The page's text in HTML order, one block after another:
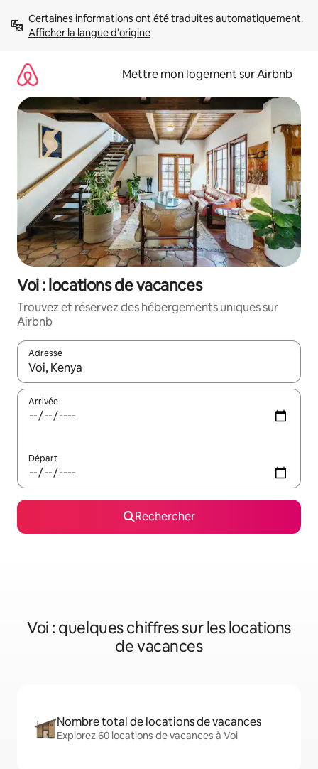
directement
Afficher la langue d'origine
Mettre mon logement sur Airbnb
Voi : locations de vacances
Trouvez et réservez des hébergements uniques sur
Airbnb
Adresse
Lorsque les résultats s'affichent, utilisez les flèches vers le
Arrivée
Départ
Rechercher
Voi : quelques chiffres sur les locations
de vacances
Nombre total de locations de vacances
Explorez 60 locations de vacances à Voi